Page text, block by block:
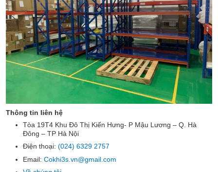
Thông tin liên hệ
Tòa 19T4 Khu Đô Thị Kiến Hưng- P Mậu Lương – Q. Hà
Đông – TP Hà Nội
Điện thoại:(024) 6329 2757
Email:Cokhi3s.vn@gmail.com